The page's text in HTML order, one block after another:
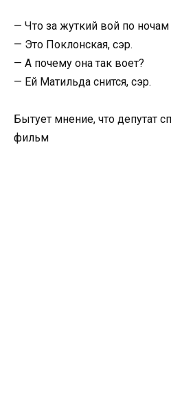
— Что за жуткий вой по
— Это Поклонская, сэр.
— А почему она так воет?
— Ей Матильда снится, сэр.
Бытует мнение, что депутат
фильм